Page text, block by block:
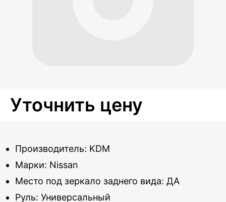
Уточнить цену
Производитель: KDM
Марки: Nissan
Место под зеркало заднего вида: ДА
Руль: Универсальный